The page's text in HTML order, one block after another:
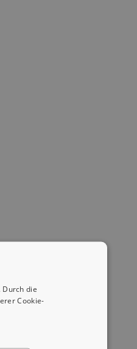
die
Cookie-